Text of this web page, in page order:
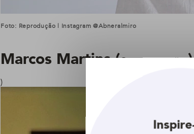
Foto: Reprodução | Instagram @abneralmiro
Marcos Martins (@marcosmartiins)
)